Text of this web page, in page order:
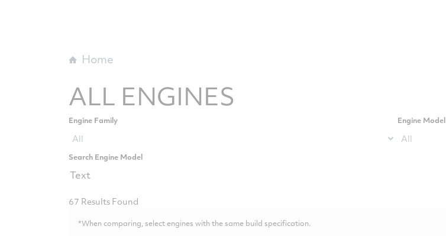
Home
ALL ENGINES
Filter
Engine Family
All
Engine Model
All
Search Engine Model
67 Results Found
*When comparing, select engines with the same build specification.